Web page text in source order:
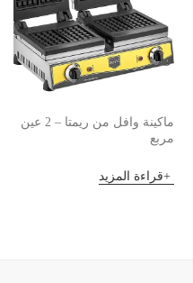
ماكينة وافل من ريمتا – 2 عين
مربع
قراءة المزيد